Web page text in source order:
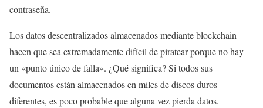
contraseña.
Los datos descentralizados almacenados mediante blockchain
hacen que sea extremadamente difícil de piratear porque no hay
un «punto único de falla». ¿Qué significa? Si todos sus
documentos están almacenados en miles de discos duros
diferentes, es poco probable que alguna vez pierda datos.